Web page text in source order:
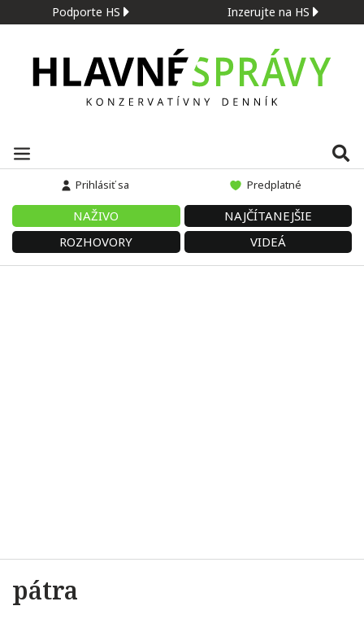
Podporte HS Inzerujte na HS
Prihlásiť sa Predplatné
NAŽIVO
NAJČÍTANEJŠIE
ROZHOVORY
VIDEÁ
pátra